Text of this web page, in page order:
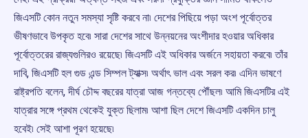
জিএসটি কোন নতুন সমস্যা সৃষ্টি করবে না৷ দেশের পিছিয়ে পড়া অংশ পূর্বোত্তর
ভীষণভাবে উপকৃত হবে৷ সারা দেশের সাথে উন্নয়নের অংশীদার হওয়ার অধিকার
পূর্বোত্তরের রাজ্যগুলিরও রয়েছে৷ জিএসটি এই অধিকার অর্জনে সহায়তা করবে৷ তাঁর
দাবি, জিএসটি হল গুড এন্ড সিম্পল ট্যাক্স৷ অর্থাৎ ভাল এবং সরল কর৷ এদিন ভাষণে
রাষ্ট্রপতি বলেন, দীর্ঘ চৌদ্দ বছরের যাত্রা আজ গন্তব্যে পৌঁছল৷ আমি জিএসটির এই
যাত্রার সঙ্গে প্রথম থেকেই যুক্ত ছিলাম৷ আশা ছিল দেশে জিএসটি একদিন চালু
হবেই৷ সেই আশা পূরণ হয়েছে৷